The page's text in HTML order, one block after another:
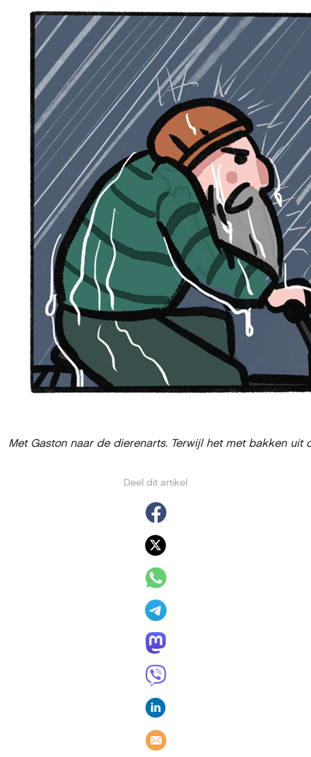
Deel dit artikel
Met Gaston naar de dierenarts. Terwijl het met bakken uit